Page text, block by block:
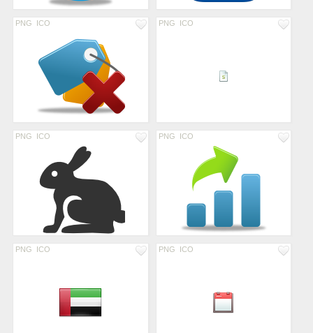
PNG ICO PNG ICO
PNG ICO PNG ICO
PNG ICO PNG ICO